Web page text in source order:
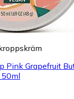
Pink Grapefruit
50ml